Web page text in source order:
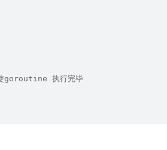
执行完毕